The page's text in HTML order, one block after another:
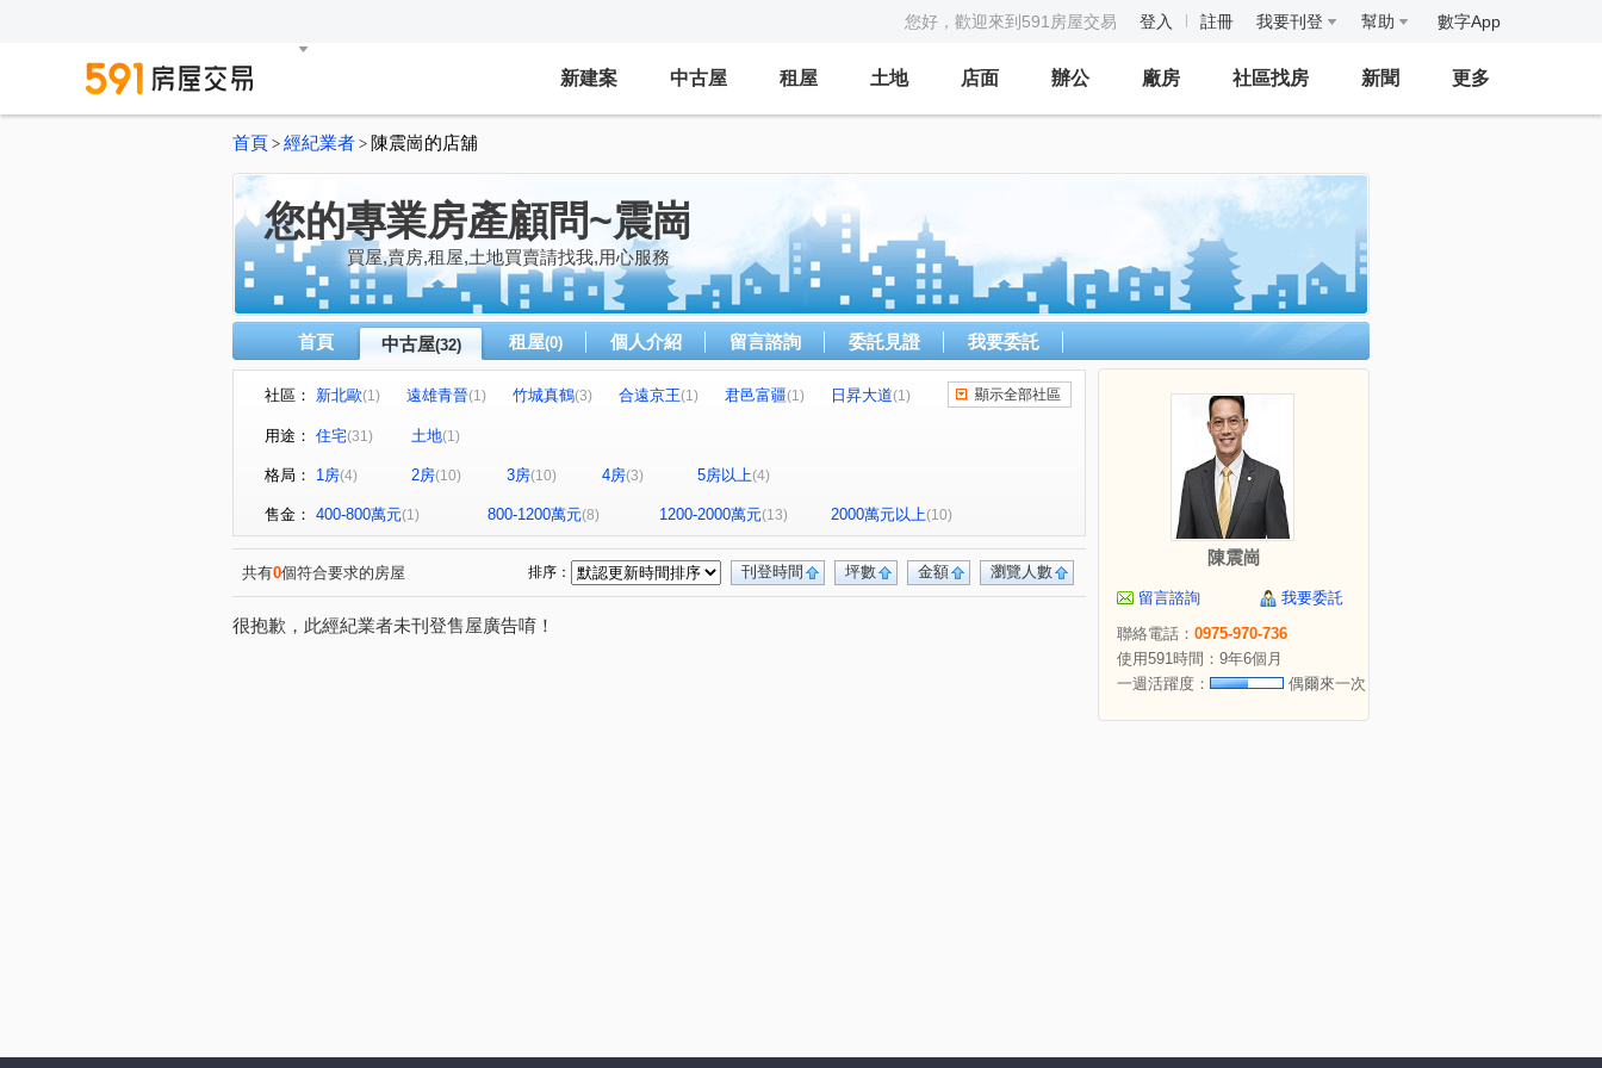
您好，歡迎來到591房屋交易 登入 註冊 我要刊登 幫助 數字App
新建案 中古屋 租屋 土地 店面 辦公 廠房 社區找房 新聞 更多
首頁 > 經紀業者 > 陳震崗的店舖
您的專業房產顧問~震崗
買屋,賣房,租屋,土地買賣請找我,用心服務
首頁 中古屋(32) 租屋(0) 個人介紹 留言諮詢 委託見證 我要委託
社區： 新北歐(1) 遠雄青晉(1) 竹城真鶴(3) 合遠京王(1) 君邑富疆(1) 日昇大道(1)
大清新世界
新洋房 中國江山 蘋果村 石清之水 麗寶青年時代
易德聚(1) 昭揚天地 和發天鑽大樓區 長隆賓市大樓(1) 國強一街(1)
青溪一路(1) 力行路(3) 瑞坪路(1) 經國路(1) 文中東路(1) 寶慶路(2)
中庸路(1) 至善路(1) 吉安街(1) 環河西路四段(1) 宏昌六街(1)
德華街(1) 富豐北路(1) 介壽路(1) 同德六街(1) 大有路(3) 埔頂路二段(1)
同德一街(1) 大興西路二段(1)
顯示全部社區
用途： 住宅(31) 土地(1)
格局： 1房(4) 2房(10) 3房(10) 4房(3) 5房以上(4)
售金： 400-800萬元(1) 800-1200萬元(8) 1200-2000萬元(13) 2000萬元以上(10)
共有0個符合要求的房屋 瀏覽人數
金額
坪數
刊登時間
排序：
很抱歉，此經紀業者未刊登售屋廣告唷！
陳震崗
留言諮詢
我要委託
聯絡電話： 0975-970-736
使用591時間：9年6個月
一週活躍度：
偶爾來一次